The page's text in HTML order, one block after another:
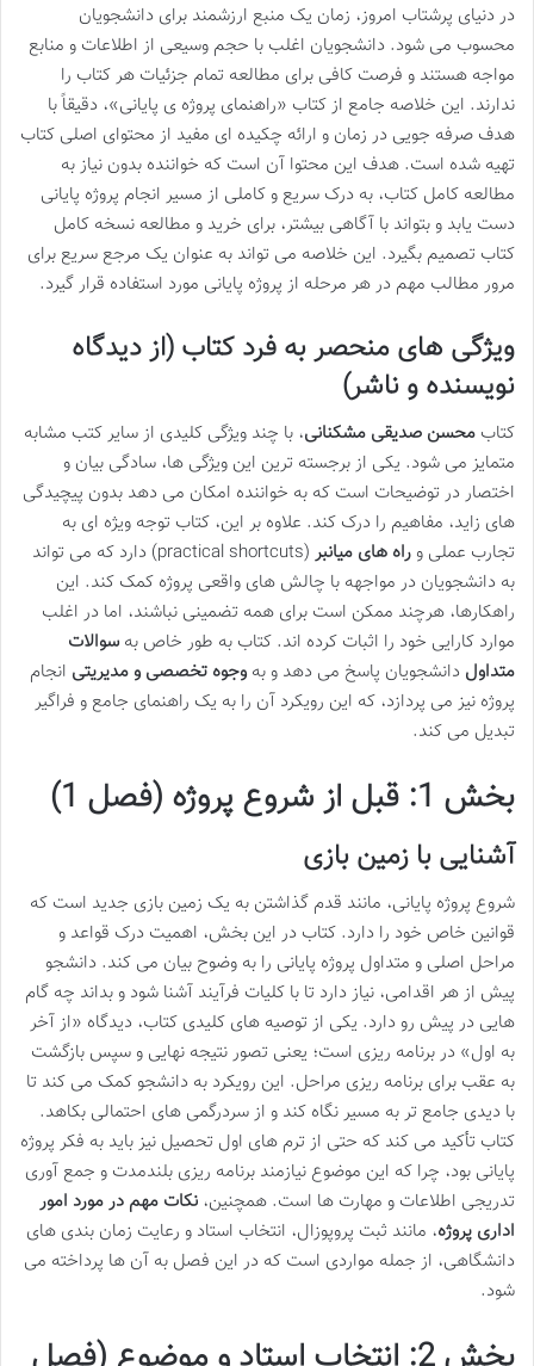
در دنیای پرشتاب امروز، زمان یک منبع ارزشمند برای دانشجویان
محسوب می شود. دانشجویان اغلب با حجم وسیعی از اطلاعات و منابع
مواجه هستند و فرصت کافی برای مطالعه تمام جزئیات هر کتاب را
ندارند. این خلاصه جامع از کتاب «راهنمای پروژه ی پایانی»، دقیقاً با
هدف صرفه جویی در زمان و ارائه چکیده ای مفید از محتوای اصلی کتاب
تهیه شده است. هدف این محتوا آن است که خواننده بدون نیاز به
مطالعه کامل کتاب، به درک سریع و کاملی از مسیر انجام پروژه پایانی
دست یابد و بتواند با آگاهی بیشتر، برای خرید و مطالعه نسخه کامل
کتاب تصمیم بگیرد. این خلاصه می تواند به عنوان یک مرجع سریع برای
مرور مطالب مهم در هر مرحله از پروژه پایانی مورد استفاده قرار گیرد.
ویژگی های منحصر به فرد کتاب (از دیدگاه
نویسنده و ناشر)
کتاب محسن صدیقی مشکنانی، با چند ویژگی کلیدی از سایر کتب مشابه
متمایز می شود. یکی از برجسته ترین این ویژگی ها، سادگی بیان و
اختصار در توضیحات است که به خواننده امکان می دهد بدون پیچیدگی
های زاید، مفاهیم را درک کند. علاوه بر این، کتاب توجه ویژه ای به
تجارب عملی و راه های میانبر
(practical shortcuts) دارد که می تواند
به دانشجویان در مواجهه با چالش های واقعی پروژه کمک کند. این
راهکارها، هرچند ممکن است برای همه تضمینی نباشند، اما در اغلب
موارد کارایی خود را اثبات کرده اند. کتاب به طور خاص بهسوالات
متداول دانشجویان پاسخ می دهد و به وجوه تخصصی و مدیریتی انجام
پروژه نیز می پردازد، که این رویکرد آن را به یک راهنمای جامع و فراگیر
تبدیل می کند.
بخش 1: قبل از شروع پروژه (فصل 1)
آشنایی با زمین بازی
شروع پروژه پایانی، مانند قدم گذاشتن به یک زمین بازی جدید است که
قوانین خاص خود را دارد. کتاب در این بخش، اهمیت درک قواعد و
مراحل اصلی و متداول پروژه پایانی را به وضوح بیان می کند. دانشجو
پیش از هر اقدامی، نیاز دارد تا با کلیات فرآیند آشنا شود و بداند چه گام
هایی در پیش رو دارد. یکی از توصیه های کلیدی کتاب، دیدگاه «از آخر
به اول» در برنامه ریزی است؛ یعنی تصور نتیجه نهایی و سپس بازگشت
به عقب برای برنامه ریزی مراحل. این رویکرد به دانشجو کمک می کند تا
با دیدی جامع تر به مسیر نگاه کند و از سردرگمی های احتمالی بکاهد.
کتاب تأکید می کند که حتی از ترم های اول تحصیل نیز باید به فکر پروژه
پایانی بود، چرا که این موضوع نیازمند برنامه ریزی بلندمدت و جمع آوری
تدریجی اطلاعات و مهارت ها است. همچنین، نکات مهم در مورد امور
اداری پروژه، مانند ثبت پروپوزال، انتخاب استاد و رعایت زمان بندی های
دانشگاهی، از جمله مواردی است که در این فصل به آن ها پرداخته می
شود.